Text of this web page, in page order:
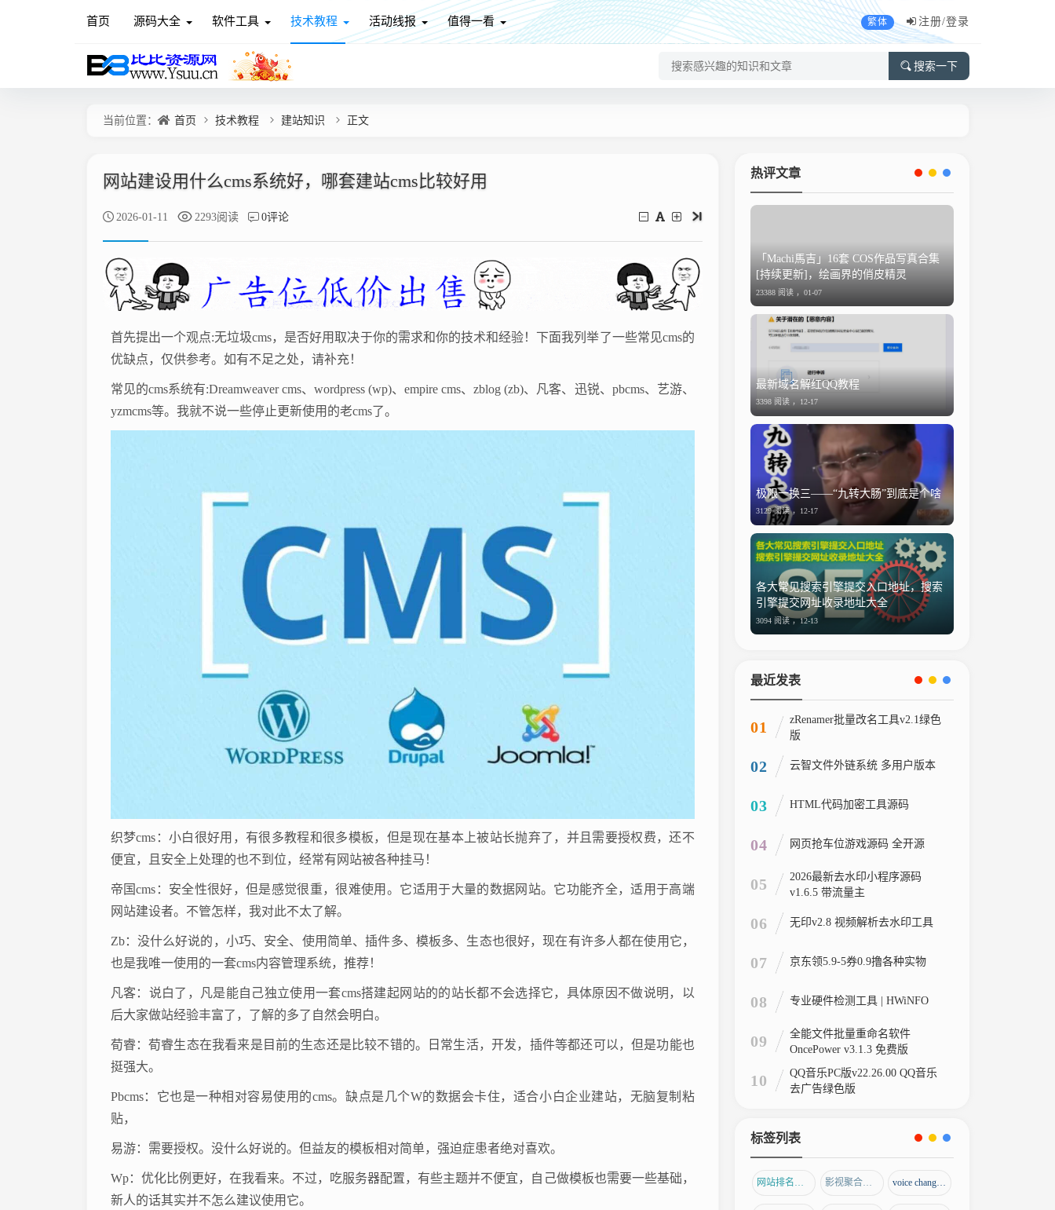
首页 源码大全 软件工具 技术教程 活动线报 值得一看 繁体 注册/登录
搜索一下
当前位置： 首页 技术教程 建站知识 正文
网站建设用什么cms系统好，哪套建站cms比较好用
2026-01-11 2293阅读 0评论
首先提出一个观点:无垃圾cms，是否好用取决于你的需求和你的技术和经验！下面我列举了一些常见cms的
优缺点，仅供参考。如有不足之处，请补充！
常见的cms系统有:Dreamweaver cms、wordpress (wp)、empire cms、zblog (zb)、凡客、迅锐、pbcms、艺游、
yzmcms等。我就不说一些停止更新使用的老cms了。
织梦cms：小白很好用，有很多教程和很多模板，但是现在基本上被站长抛弃了，并且需要授权费，还不
便宜，且安全上处理的也不到位，经常有网站被各种挂马！
帝国cms：安全性很好，但是感觉很重，很难使用。它适用于大量的数据网站。它功能齐全，适用于高端
网站建设者。不管怎样，我对此不太了解。
Zb：没什么好说的，小巧、安全、使用简单、插件多、模板多、生态也很好，现在有许多人都在使用它，
也是我唯一使用的一套cms内容管理系统，推荐！
凡客：说白了，凡是能自己独立使用一套cms搭建起网站的的站长都不会选择它，具体原因不做说明，以
后大家做站经验丰富了，了解的多了自然会明白。
荀睿：荀睿生态在我看来是目前的生态还是比较不错的。日常生活，开发，插件等都还可以，但是功能也
挺强大。
Pbcms：它也是一种相对容易使用的cms。缺点是几个W的数据会卡住，适合小白企业建站，无脑复制粘
贴，
易游：需要授权。没什么好说的。但益友的模板相对简单，强迫症患者绝对喜欢。
Wp：优化比例更好，在我看来。不过，吃服务器配置，有些主题并不便宜，自己做模板也需要一些基础，
新人的话其实并不怎么建议使用它。
热评文章
「Machi馬吉」16套 COS作品写真合集
[持续更新]，绘画界的俏皮精灵
23388 阅读 ，01-07
最新域名解红QQ教程
3398 阅读 ， 12-17
极限一换三——“九转大肠”到底是个啥
3129 阅读 ， 12-17
各大常见搜索引擎提交入口地址，搜索
引擎提交网址收录地址大全
3094 阅读 ，12-13
最近发表
01
zRenamer批量改名工具v2.1绿色
版
02 云智文件外链系统 多用户版本
03 HTML代码加密工具源码
04 网页抢车位游戏源码 全开源
05
2026最新去水印小程序源码
v1.6.5 带流量主
06 无印v2.8 视频解析去水印工具
07 京东领5.9-5券0.9撸各种实物
08 专业硬件检测工具 | HWiNFO
09
全能文件批量重命名软件
OncePower v3.1.3 免费版
10
QQ音乐PC版v22.26.00 QQ音乐
去广告绿色版
标签列表
网站排名优化 影视聚合应用 voice changer解锁版